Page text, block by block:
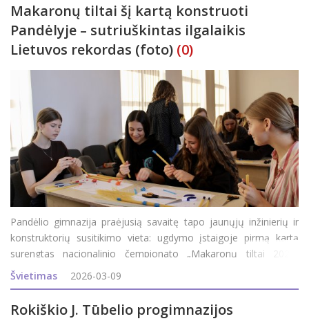
Makaronų tiltai šį kartą konstruoti
Pandėlyje – sutriuškintas ilgalaikis
Lietuvos rekordas (foto) (0)
Pandėlio gimnazija praėjusią savaitę tapo jaunųjų inžinierių ir
konstruktorių susitikimo vieta: ugdymo įstaigoje pirmą kartą
surengtas nacionalinio čempionato „Makaronų tiltai 2026“
regioninis atrankos etapas, kurį inicijavo Rokiškio švietimo
centro karjeros specialistė&nbs
Švietimas 2026-03-09
Rokiškio J. Tūbelio progimnazijos